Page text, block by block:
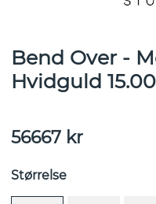
Bend Over -
Hvidguld
56667 kr
Størrelse